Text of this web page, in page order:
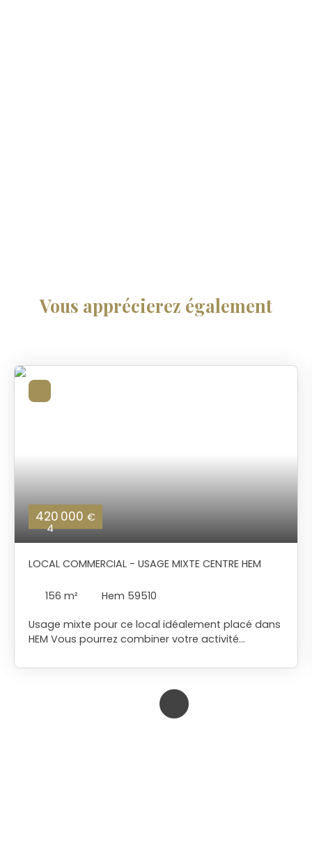
Vous apprécierez également
420 000 €
4
LOCAL COMMERCIAL - USAGE MIXTE CENTRE HEM
156 m² Hem 59510
Usage mixte pour ce local idéalement placé dans
HEM Vous pourrez combiner votre activité
Contactez nous pour une visite